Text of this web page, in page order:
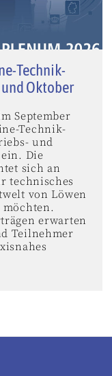
Technik-
Oktober
September
Technik-
und
Die
sich an
technisches
von Löwen
erwarten
Teilnehmer